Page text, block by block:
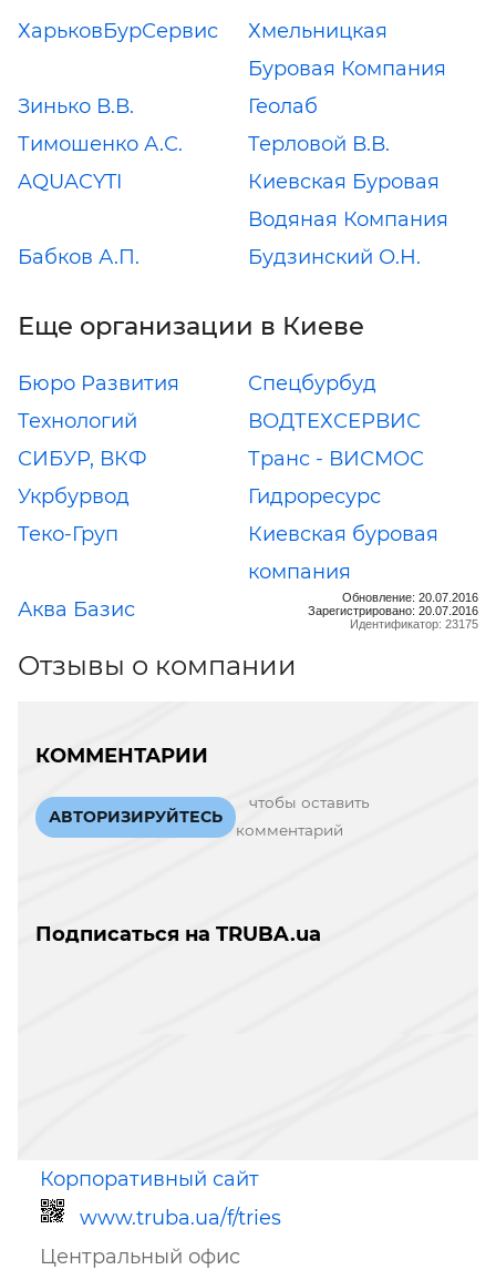
ХарьковБурСервис
Хмельницкая
Буровая Компания
Зинько В.В.
Геолаб
Тимошенко А.С.
Терловой В.В.
AQUACYTI
Киевская Буровая
Водяная Компания
Бабков А.П.
Будзинский О.Н.
Еще организации в Киеве
Бюро Развития
Технологий
Спецбурбуд
ВОДТЕХСЕРВИС
СИБУР, ВКФ
Транс - ВИСМОС
Укрбурвод
Гидроресурс
Теко-Груп
Киевская буровая
компания
Аква Базис
Обновление: 20.07.2016
Зарегистрировано: 20.07.2016
Идентификатор: 23175
Отзывы о компании
КОММЕНТАРИИ
АВТОРИЗИРУЙТЕСЬ
чтобы оставить
комментарий
Подписаться на TRUBA.ua
Корпоративный сайт
www.truba.ua/f/tries
Центральный офис